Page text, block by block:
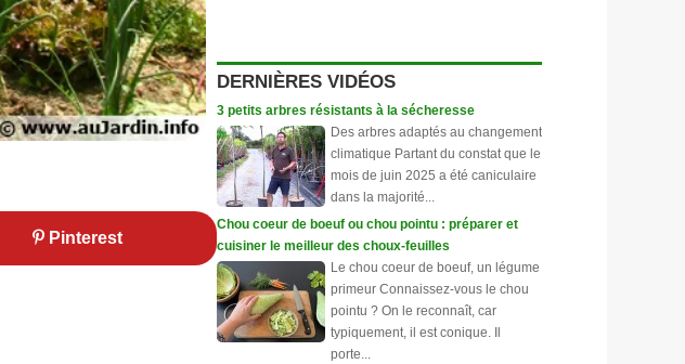
Pinterest
DERNIÈRES VIDÉOS
3 petits arbres résistants à la sécheresse
Des arbres adaptés au changement
climatique Partant du constat que le
mois de juin 2025 a été caniculaire
dans la majorité...
Chou coeur de boeuf ou chou pointu : préparer et
cuisiner le meilleur des choux-feuilles
Le chou coeur de boeuf, un légume
primeur Connaissez-vous le chou
pointu ? On le reconnaît, car
typiquement, il est conique. Il
porte...